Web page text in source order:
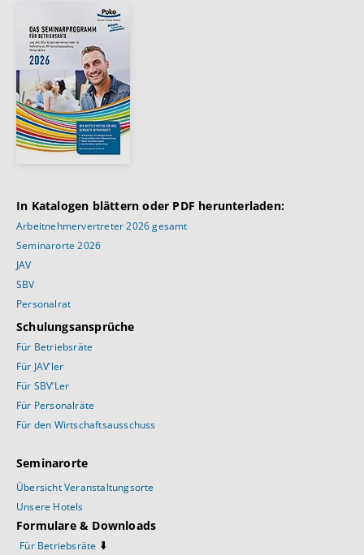
In Katalogen blättern oder PDF herunterladen:
Arbeitnehmervertreter 2026 gesamt
Seminarorte 2026
JAV
SBV
Personalrat
Schulungsansprüche
Für Betriebsräte
Für JAV’ler
Für SBV’Ler
Für Personalräte
Für den Wirtschaftsausschuss
Seminarorte
Übersicht Veranstaltungsorte
Unsere Hotels
Formulare & Downloads
Für Betriebsräte ⬇️